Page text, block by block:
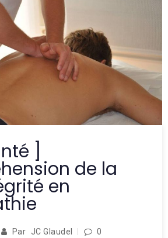
]
de la
en
Par JC Glaudel
0